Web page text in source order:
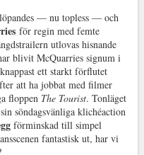
— nu topless — och
för regin med femte
utlovas hisnande
blivit McQuarries signum i
ett starkt förflutet
att ha jobbat med filmer
floppen The Tourist. Tonläget
söndagsvänliga klichéaction
förminskad till simpel
fantastisk ut, har vi